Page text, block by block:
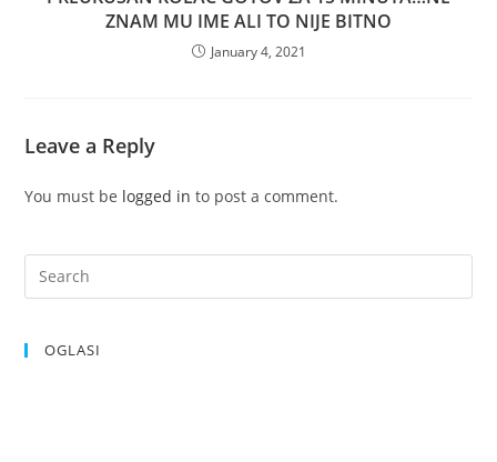
ZNAM MU IME ALI TO NIJE BITNO
January 4, 2021
Leave a Reply
You must be logged in to post a comment.
OGLASI